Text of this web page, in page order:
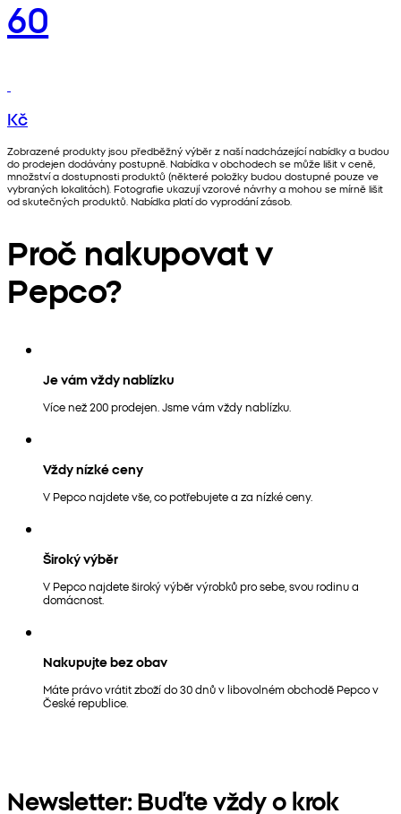
60
Kč
Zobrazené produkty jsou předběžný výběr z naší nadcházející nabídky a budou
do prodejen dodávány postupně. Nabídka v obchodech se může lišit v ceně,
množství a dostupnosti produktů (některé položky budou dostupné pouze ve
vybraných lokalitách). Fotografie ukazují vzorové návrhy a mohou se mírně lišit
od skutečných produktů. Nabídka platí do vyprodání zásob.
Proč nakupovat v
Pepco?
Je vám vždy nablízku
Více než 200 prodejen. Jsme vám vždy nablízku.
Vždy nízké ceny
V Pepco najdete vše, co potřebujete a za nízké ceny.
Široký výběr
V Pepco najdete široký výběr výrobků pro sebe, svou rodinu a
domácnost.
Nakupujte bez obav
Máte právo vrátit zboží do 30 dnů v libovolném obchodě Pepco v
České republice.
Newsletter: Buďte vždy o krok